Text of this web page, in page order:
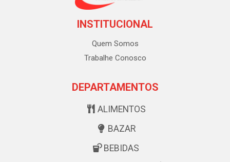
INSTITUCIONAL
Quem Somos
Trabalhe Conosco
DEPARTAMENTOS
ALIMENTOS
BAZAR
BEBIDAS